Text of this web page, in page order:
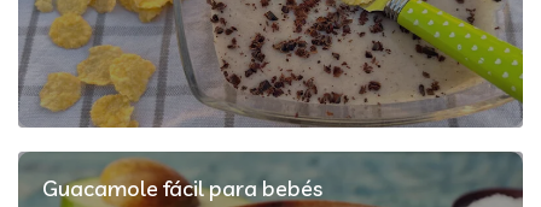
Guacamole fácil para bebés